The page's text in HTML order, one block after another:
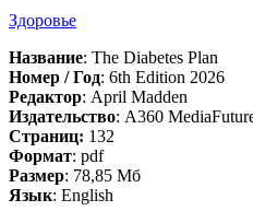
Здоровье
Название: The Diabetes Plan
Номер / Год: 6th Edition 2026
Редактор: April Madden
Издательство: A360
Cтраниц: 132
Формат: pdf
Размер: 78,85 Мб
Язык: English